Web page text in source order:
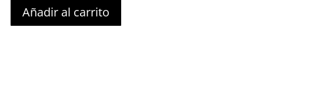
Añadir al carrito